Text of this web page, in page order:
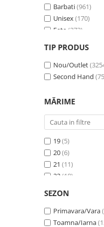
Barbati(961)
Unisex(170)
Fete (273)
Bebelusi (1)
Copii(1)
TIP PRODUS
Nou/Outlet
Second Hand
MĂRIME
19(5)
20(6)
21 (11)
22 (18)
23.5 (1)
24 (16)
25(21)
SEZON
Primavara/Vara
Toamna/Iarna